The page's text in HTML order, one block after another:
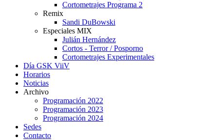
Cortometrajes Programa 2
Remix
Sandi DuBowski
Especiales MIX
Julián Hernández
Cortos - Terror / Posporno
Cortometrajes Experimentales
Día GSK ViiV
Horarios
Noticias
Archivo
Programación 2022
Programación 2023
Programación 2024
Sedes
Contacto